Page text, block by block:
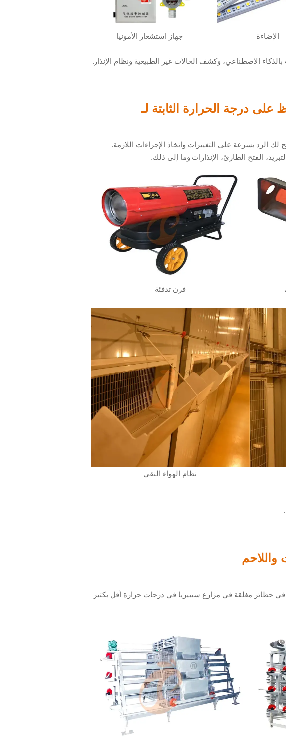
الإضاءة جهاز استشعار الأمونيا
على درجة الحرارة الثابتة لـ
لك الرد بسرعة على التغييرات واتخاذ الإجراءات اللازمة.
الفتح الطارئ، الإنذارات وما إلى ذلك.
فرن تدفئة
نظام الهواء النقي
واللاحم
في حظائر مغلقة في مزارع سيبيريا في درجات حرارة أقل بكثير